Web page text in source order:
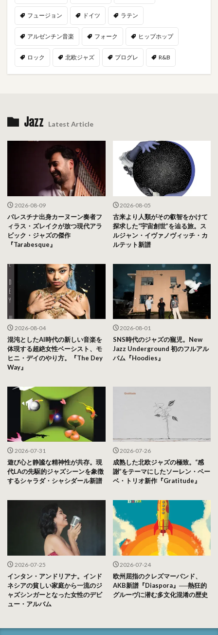
フュージョン ドイツ ラテン
アルゼンチン音楽 フォーク ヒップホップ
ロック 北欧ジャズ プログレ R&B
Jazz Latest Article
2026-08-09
パレスチナ出身カーヌーン奏者フ
ィラス・ズレイクが放つ現代アラ
ビック・ジャズの傑作
『Tarabesque』
2026-08-05
古来より人類がその叡智をかけて
探求した“宇宙創世”を辿る旅。ス
ルジャン・イヴァノヴィッチ・カ
ルテット新譜
2026-08-04
混沌としたAI時代の新しい音楽を
体現する超絶女性ベーシスト、モ
ヒニ・デイのやり方。『The Dey
Way』
2026-08-01
SNS時代のジャズの寵児。New
Jazz Underground 初のフルアル
バム『Hoodies』
2026-07-31
遊び心と静謐な精神性が共存。現
代LAの先駆的ジャズシーンを象徴
するシャラダ・シャシダール新譜
2026-07-26
成熟した北欧ジャズの極致。“感
謝”をテーマにしたソーレン・ベー
ベ・トリオ新作『Gratitude』
2026-07-25
インタン・アンドリアナ。インド
ネシアの貧しい家庭から一流のジ
ャズシンガーとなった女性のデビ
ュー・アルバム
2026-07-24
欧州屈指のクレズマーバンド、
AKB新譜『Diaspora』──熱狂的
グルーヴに潜む多文化混淆の歴史